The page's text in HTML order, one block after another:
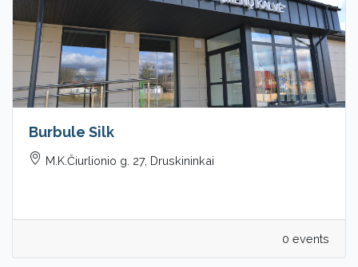
Burbule Silk
M.K.Čiurlionio g. 27, Druskininkai
0 events